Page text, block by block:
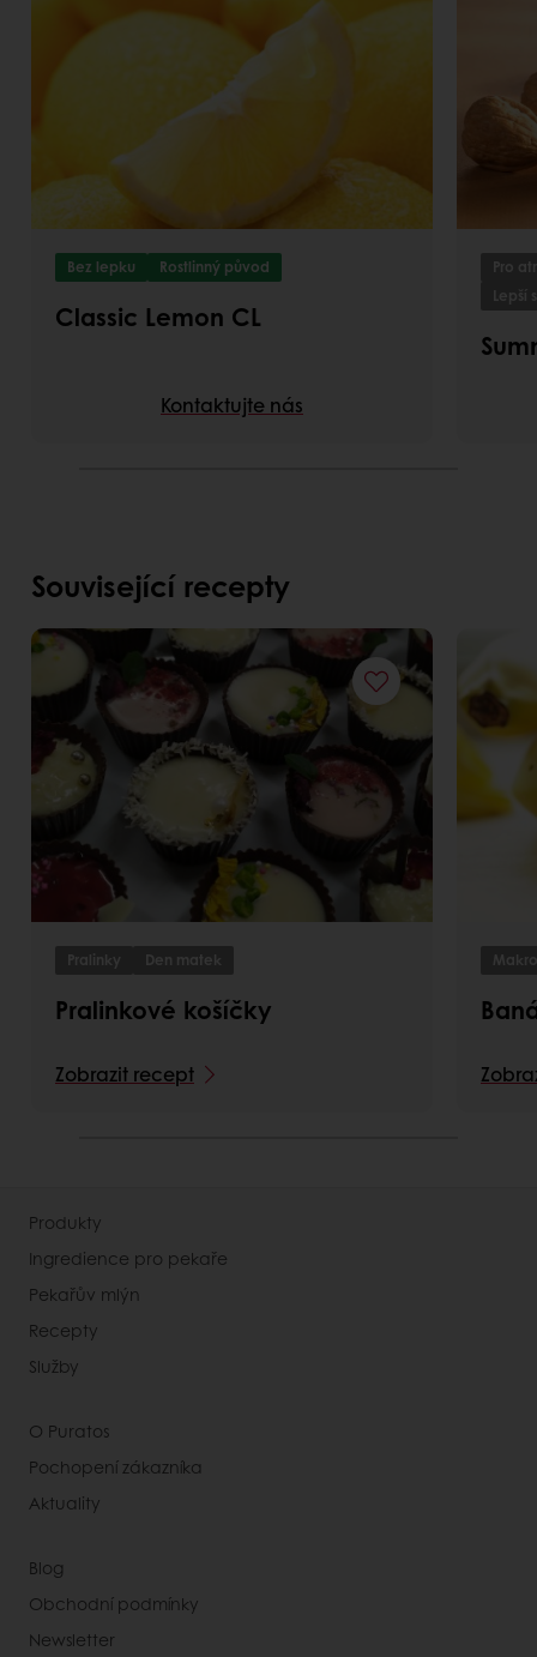
Bez lepku Rostlinný původ
Classic Lemon CL
Kontaktujte nás
Pro
Lepší
Související recepty
Pralinky Den matek
Pralinkové košíčky
Zobrazit recept
Produkty
Ingredience pro pekaře
Pekařův mlýn
Recepty
Služby
O Puratos
Pochopení zákazníka
Aktuality
Blog
Obchodní podmínky
Newsletter